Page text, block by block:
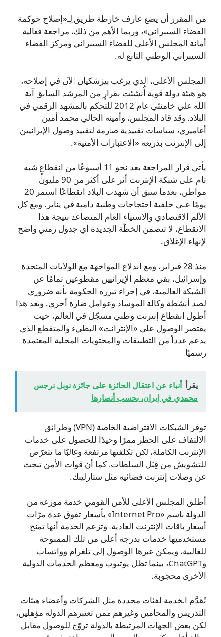
من المقرر أن يضع عارف خارطة طريق لِـ«إصلاح حوكمة
الفضاء السيبراني»، وربما الأهم من ذلك، مراجعة فعالية
أمانة المجلس الأعلى للفضاء السيبراني ومركز الفضاء
السيبراني الوطني التابع له.
المجلس الأعلى، الذي يرغب بيزشكيان الآن في إصلاحه،
هو هيئة دولة قوية أُنشئت بقرارٍ من المرشد السابق آية
الله علي خامنئي عام 2012 للتحكم بالمشهد الرقمي في
البلاد. وقد قاد المجلس، وأمينه الحالي محمد أمين
أغاميري، سياسات تقييدية صارمة لتقييد وصول الإيرانيين
إلى الإنترنت بذريعة «الاعتبارات الأمنية».
يأتي قرار المراجعة بعد نحو 11 أسبوعًا من انقطاعٍ شبه
تام على شبكة الإنترنت أثر على أكثر من 90 مليون
مواطن، بعدما سبق أن شهدت البلاد انقطاعًا استمر 20
يومًا على خلفية احتجاجات وطنية دامية في يناير. ومع كل
الألم الاقتصادي والاستياء العام المتصاعد نتيجة هذا
الانقطاع، لا تتضمن الخطّة الجديدة أي جدول زمني واضح
لإنهاء الإغلاق.
منذ 28 فبراير، ومع اندلاع المواجهة مع الولايات المتحدة
وإسرائيل، بقي معظم الإيرانيين مقطوعين تمامًا عن
الشبكة العالمية، في إجراء تبرره الحكومة بأنه ضروري
لصد أنشطة وكالة الموساد وعوامل ضارة أخرى. ويعد هذا
أطول انقطاع إنترنت وطني مسجّل في العالم، حيث
يقتصر الوصول على «الإنترانت» البطيء والمتقطع الذي
يدعم عدداً من التطبيقات والمحتويات المحلية المعتمدة
رسميًا.
يقرأ أنباء عن اعتقال الحائزة على جائزة نوبل نرجس
محمدي في إيران، بحسب أنصارها
توفر الشبكات الافتراضية الخاصة (VPN) وطرائق
الالتفاف على الحظر ممرًا وحيدًا للحصول على خدمات
الإنترنت الكاملة، لكن تكلفتها مرتفعة وغالبًا ما تتعرّض
للتشويش من قِبَل السلطات. كما أن قوات الأمن تبحث
عن وصلات إنترنت فضائية مثل ستارلينك.
أطلق المجلس الأعلى للأمن القومي خدمة موزعة من
الدولة باسم «Internet Pro» بأسعار تفوق عدة مرّات
أسعار باقات الإنترنت العادية. وتزعم الخدمة أنها تمنح
مستخدميها خدمات بدرجة أعلى من تلك الممنوحة
للغالبية، ويمكن عبرها الوصول إلى تلغرام وواتساب
وChatGPT، بينما تظل يوتيوب ومعظم الخدمات الدولية
الأخرى محجوبة.
تُقدَّم الخدمة لفئات محددة مثل الشركات وأعضاء هيئات
التدريس والمحامين وغيرهم ممن تعتبرهم الدولة مؤهلين،
لكن بعض الجهات المرتبطة بالدولة تروّج للوصول مقابل